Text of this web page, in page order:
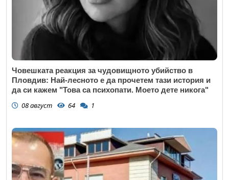
Човешката реакция за чудовищното убийство в
Пловдив: Най-лесното е да прочетем тази история и
да си кажем "Това са психопати. Моето дете никога"
08 август 64 1